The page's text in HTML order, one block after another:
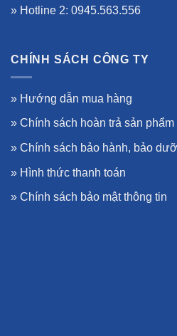
» Hotline 2: 0945.563.556
CHÍNH SÁCH CÔNG TY
» Hướng dẫn mua hàng
» Chính sách hoàn trả sản phẩm
» Chính sách bảo hành, bảo
» Hình thức thanh toán
» Chính sách bảo mật thông tin